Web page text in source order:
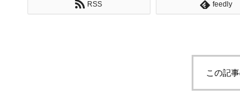
RSS feedly
この記